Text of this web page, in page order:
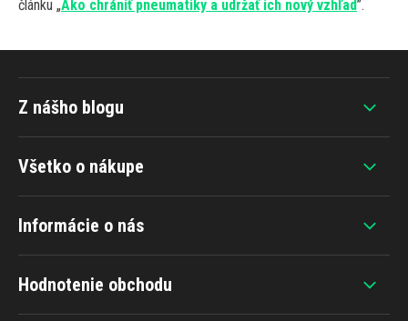
článku „Ako chrániť pneumatiky a udržať ich nový vzhľad”.
Všetko o nákupe
Informácie o nás
Hodnotenie obchodu
Z nášho blogu